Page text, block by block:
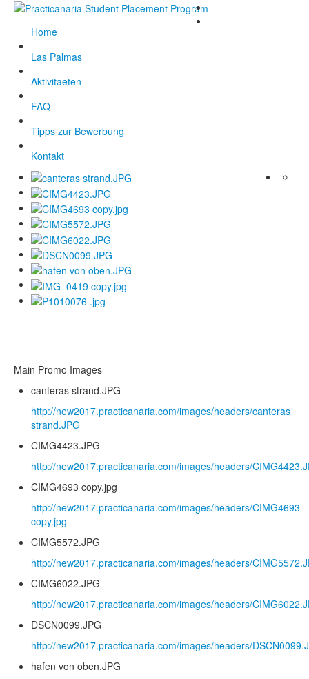
Home
Las Palmas
Aktivitaeten
FAQ
Tipps zur Bewerbung
Kontakt
Main Promo Images
canteras strand.JPG
http://new2017.practicanaria.com/images/headers/canteras
strand.JPG
CIMG4423.JPG
http://new2017.practicanaria.com/images/headers/
CIMG4693 copy.jpg
http://new2017.practicanaria.com/images/headers/CIMG4693
copy.jpg
CIMG5572.JPG
http://new2017.practicanaria.com/images/headers/
CIMG6022.JPG
http://new2017.practicanaria.com/images/headers/
DSCN0099.JPG
http://new2017.practicanaria.com/images/headers/
hafen von oben.JPG